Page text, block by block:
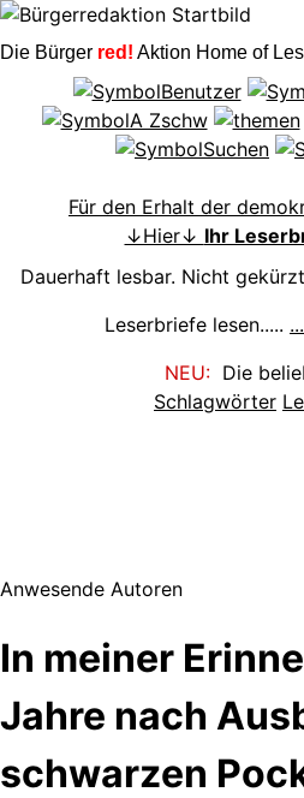
Die Bürger red! Aktion Home of
Für den Erhalt der
↓Hier↓ Ihr
Dauerhaft lesbar. Nicht
Leserbriefe lesen.....
NEU:Die
Schlagwörter
Anwesende Autoren
In meiner
Jahre nach
schwarzen